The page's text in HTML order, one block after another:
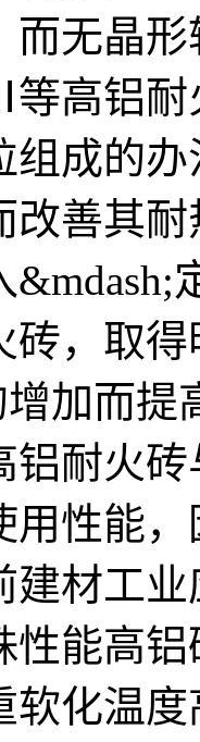
而无晶
高铝耐
组成的
改善其
砖，取
加而
铝耐火
用性能
建材工
性能高
软化温